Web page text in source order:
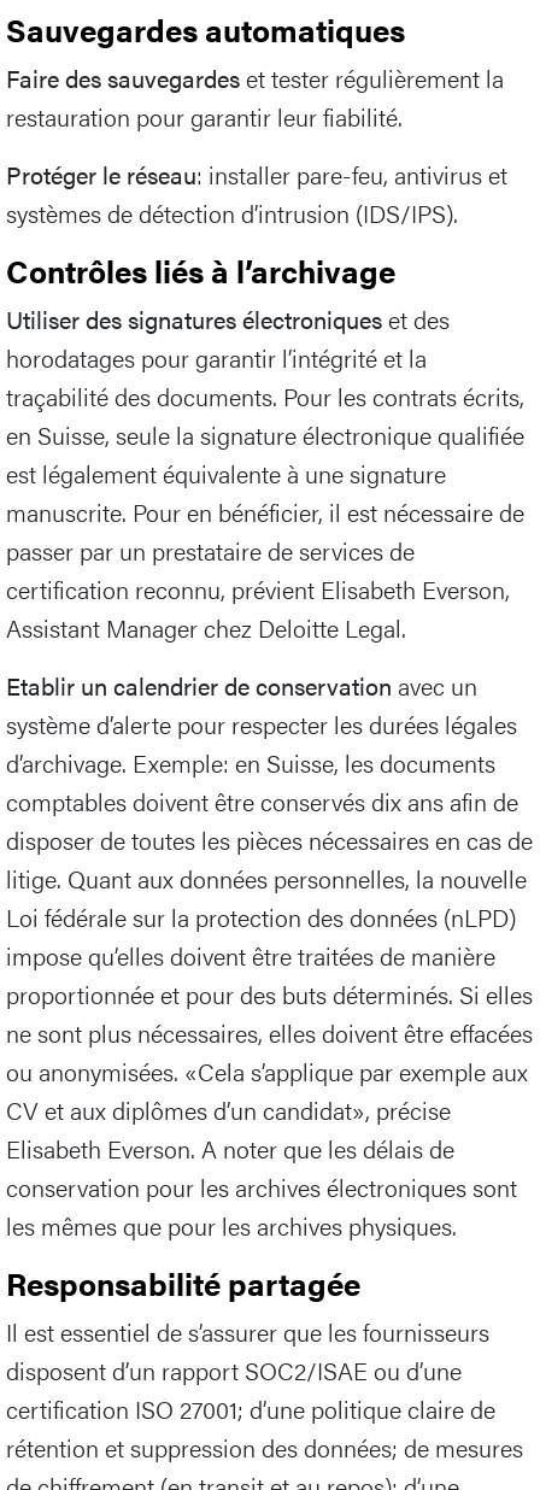
Sauvegardes automatiques
Faire des sauvegardeset tester régulièrement la
restauration pour garantir leur fiabilité.
Protéger le réseau: installer pare-feu, antivirus et
systèmes de détection d’intrusion (IDS/IPS).
Contrôles liés à l’archivage
Utiliser des signatures électroniqueset des
horodatages pour garantir l’intégrité et la
traçabilité des documents. Pour les contrats écrits,
en Suisse, seule la signature électronique qualifiée
est légalement équivalente à une signature
manuscrite. Pour en bénéficier, il est nécessaire de
passer par un prestataire de services de
certification reconnu, prévient Elisabeth Everson,
Assistant Manager chez Deloitte Legal.
Etablir un calendrier de conservation avec un
système d’alerte pour respecter les durées légales
d’archivage. Exemple: en Suisse, les documents
comptables doivent être conservés dix ans afin de
disposer de toutes les pièces nécessaires en cas de
litige. Quant aux données personnelles, la nouvelle
Loi fédérale sur la protection des données (nLPD)
impose qu’elles doivent être traitées de manière
proportionnée et pour des buts déterminés. Si elles
ne sont plus nécessaires, elles doivent être effacées
ou anonymisées. «Cela s’applique par exemple aux
CV et aux diplômes d’un candidat», précise
Elisabeth Everson. A noter que les délais de
conservation pour les archives électroniques sont
les mêmes que pour les archives physiques.
Responsabilité partagée
Il est essentiel de s’assurer que les fournisseurs
disposent d’un rapport SOC2/ISAE ou d’une
certification ISO 27001; d’une politique claire de
rétention et suppression des données; de mesures